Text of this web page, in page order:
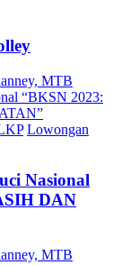
MTB
Lowongan
Nasional
DAN
MTB